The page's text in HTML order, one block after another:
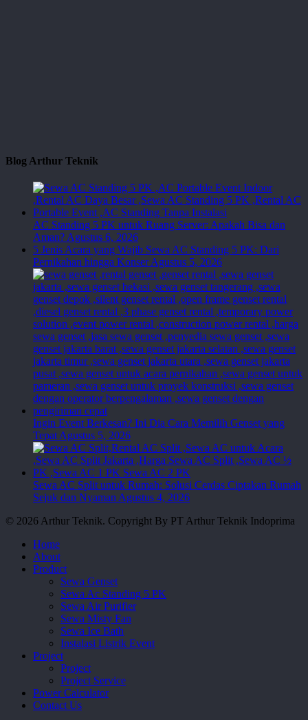
Blog Arthur Teknik
AC Standing 5 PK untuk Ruang Server: Apakah Bisa dan
Aman? Agustus 6, 2026
5 Jenis Acara yang Wajib Sewa AC Standing 5 PK: Dari
Pernikahan hingga Konser Agustus 5, 2026
Ingin Event Berkesan? Ini Dia Cara Memilih Genset yang
Tepat Agustus 5, 2026
Sewa AC Split untuk Rumah: Solusi Cerdas Ciptakan Rumah
Sejuk dan Nyaman Agustus 4, 2026
© 2026 Arthur Teknik. Copyright By PT Arthur Teknik Indoprima
Close
Menu
Home
About
Product
Sewa Genset
Sewa Ac Standing 5 PK
Sewa Air Purifier
Sewa Misty Fan
Sewa Ice Bath
Instalasi Listrik Event
Project
Project
Project Service
Power Calculator
Contact Us